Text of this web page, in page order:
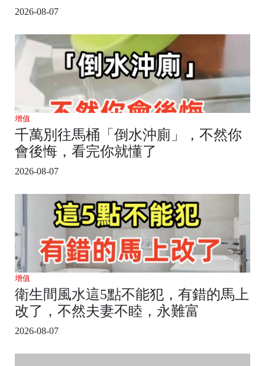
2026-08-07
增值
千萬別往馬桶「倒水沖廁」，不然你
會後悔，看完你就懂了
2026-08-07
增值
衛生間風水這5點不能犯，有錯的馬上
改了，不然夫妻不睦，永難富
2026-08-07